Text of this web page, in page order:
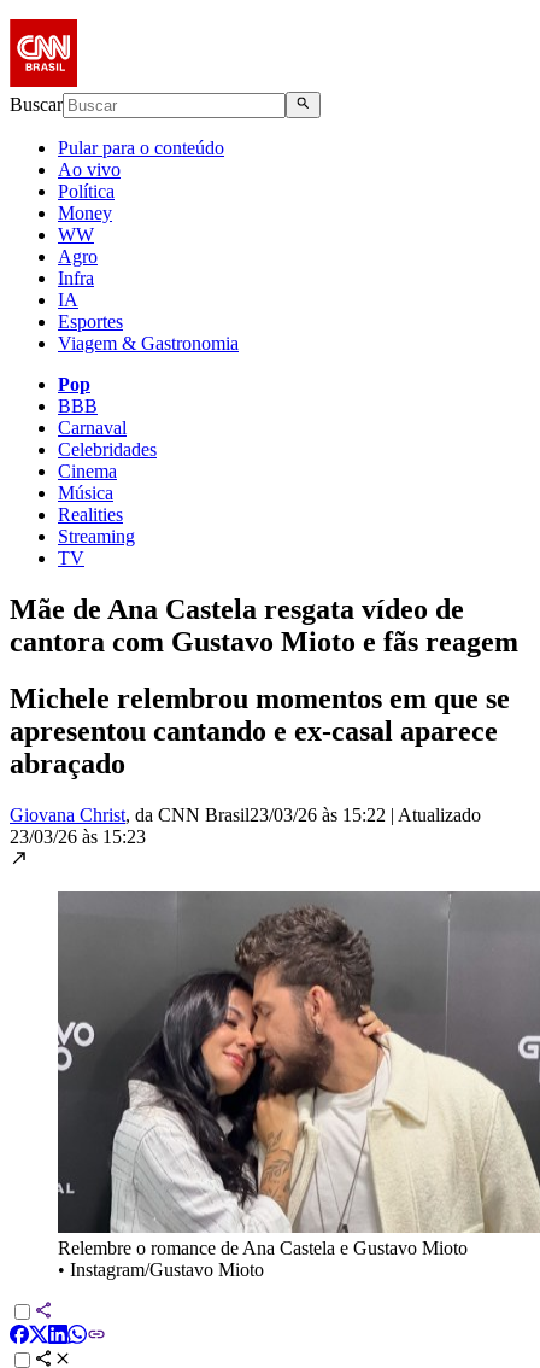
Buscar
Pular para o conteúdo
Ao vivo
Política
Money
WW
Agro
Infra
IA
Esportes
Viagem & Gastronomia
Pop
BBB
Carnaval
Celebridades
Cinema
Música
Realities
Streaming
TV
Mãe de Ana Castela resgata vídeo de
cantora com Gustavo Mioto e fãs reagem
Michele relembrou momentos em que se
apresentou cantando e ex-casal aparece
abraçado
Giovana Christ, da CNN Brasil23/03/26 às 15:22 | Atualizado
23/03/26 às 15:23
Relembre o romance de Ana Castela e Gustavo Mioto
• Instagram/Gustavo Mioto